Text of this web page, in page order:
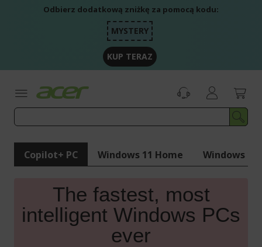
Odbierz dodatkową zniżkę za pomocą kodu:
MYSTERY
KUP TERAZ
Copilot+ PC Windows 11 Home Windows 11
The fastest, most
intelligent Windows PCs
ever